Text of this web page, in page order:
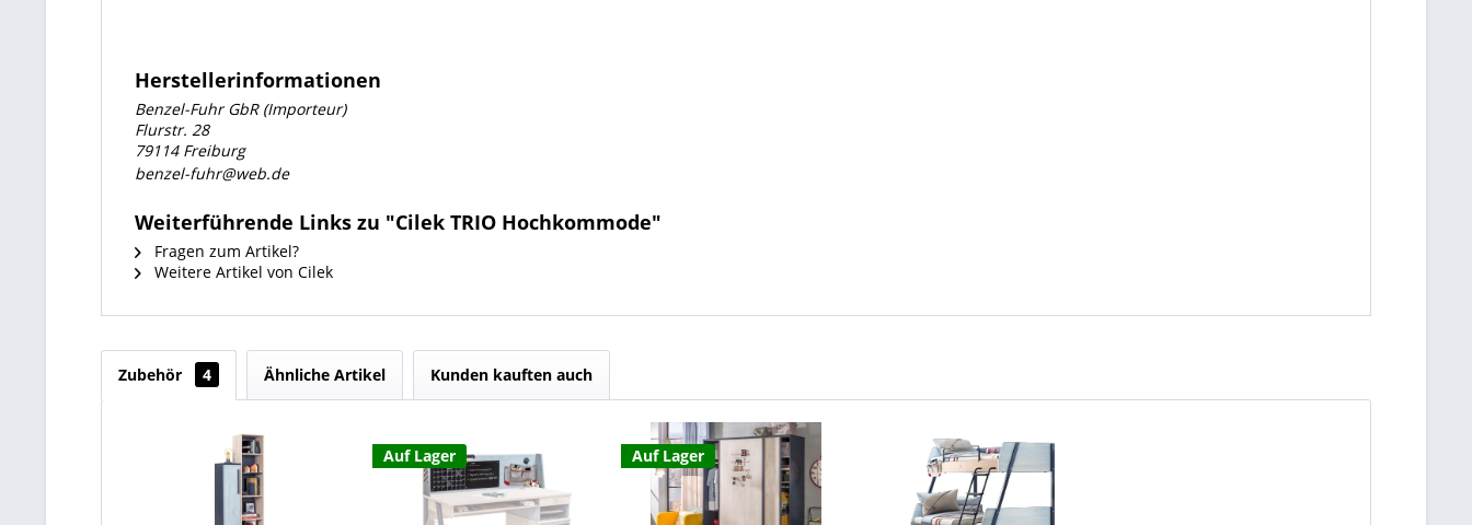
Herstellerinformationen
Benzel-Fuhr GbR (Importeur)
Flurstr. 28
79114 Freiburg
benzel-fuhr@web.de
Weiterführende Links zu "Cilek TRIO Hochkommode"
Fragen zum Artikel?
Weitere Artikel von Cilek
Zubehör 4 Ähnliche Artikel Kunden kauften auch
Auf Lager Auf Lager